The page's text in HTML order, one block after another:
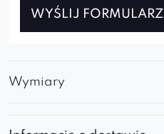
WYŚLIJ FORMULARZ
Wymiary